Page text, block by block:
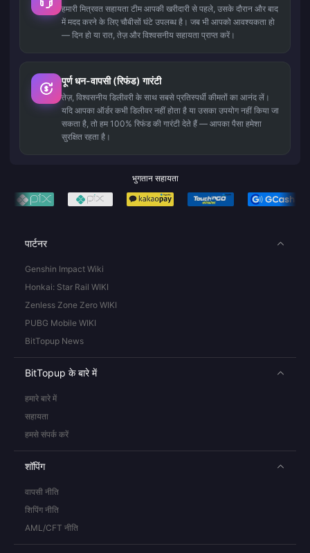
हमारी मित्रवत सहायता टीम आपकी खरीदारी से पहले, उसके दौरान और बाद
में मदद करने के लिए चौबीसों घंटे उपलब्ध है। जब भी आपको आवश्यकता हो
— दिन हो या रात, तेज़ और विश्वसनीय सहायता प्राप्त करें।
पूर्ण धन-वापसी (रिफंड) गारंटी
तेज़, विश्वसनीय डिलीवरी के साथ सबसे प्रतिस्पर्धी कीमतों का आनंद लें।
यदि आपका ऑर्डर कभी डिलीवर नहीं होता है या उसका उपयोग नहीं किया जा
सकता है, तो हम 100% रिफंड की गारंटी देते हैं — आपका पैसा हमेशा
सुरक्षित रहता है।
भुगतान सहायता
पार्टनर
Genshin Impact Wiki
Honkai: Star Rail WIKI
Zenless Zone Zero WIKI
PUBG Mobile WIKI
BitTopup News
BitTopup के बारे में
हमारे बारे में
सहायता
हमसे संपर्क करें
शॉपिंग
वापसी नीति
शिपिंग नीति
AML/CFT नीति